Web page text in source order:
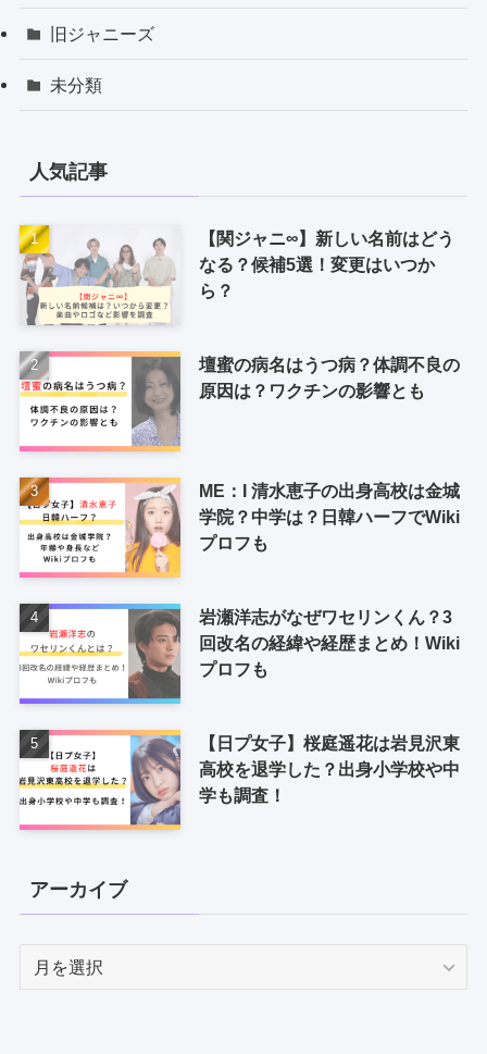
旧ジャニーズ
未分類
人気記事
【関ジャニ∞】新しい名前はどう
なる？候補5選！変更はいつか
ら？
壇蜜の病名はうつ病？体調不良の
原因は？ワクチンの影響とも
ME：I 清水恵子の出身高校は金城
学院？中学は？日韓ハーフでWiki
プロフも
岩瀬洋志がなぜワセリンくん？3
回改名の経緯や経歴まとめ！Wiki
プロフも
【日プ女子】桜庭遥花は岩見沢東
高校を退学した？出身小学校や中
学も調査！
アーカイブ